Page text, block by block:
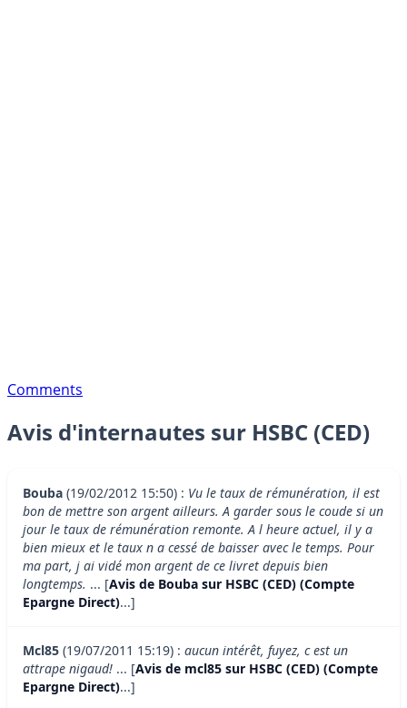
Comments
Avis d'internautes sur HSBC (CED)
Bouba (19/02/2012 15:50) : Vu le taux de rémunération, il est
bon de mettre son argent ailleurs. A garder sous le coude si un
jour le taux de rémunération remonte. A l heure actuel, il y a
bien mieux et le taux n a cessé de baisser avec le temps. Pour
ma part, j ai vidé mon argent de ce livret depuis bien
longtemps. ... [Avis de Bouba sur HSBC (CED) (Compte
Epargne Direct)...]
Mcl85 (19/07/2011 15:19) : aucun intérêt, fuyez, c est un
attrape nigaud! ... [Avis de mcl85 sur HSBC (CED) (Compte
Epargne Direct)...]